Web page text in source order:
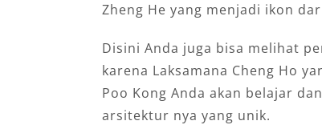
Zheng He yang menjadi ikon
Disini Anda juga bisa melihat
karena Laksamana Cheng Ho
Poo Kong Anda akan belajar
arsitektur nya yang unik.